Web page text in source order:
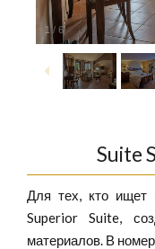
1/ 6
Suite
Для тех, кто ищет
Superior Suite,
материалов. В